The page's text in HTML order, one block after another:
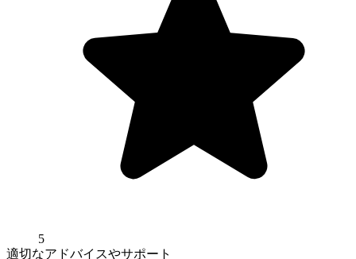
5
適切なアドバイスやサポート